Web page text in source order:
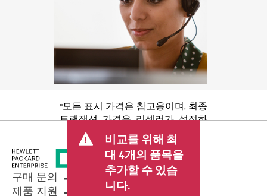
*모든 표시 가격은 참고용이며, 최종
트랜잭션 가격은 리셀러가 설정하
며 판매세/VAT 및 배송 등 기타 수수
료가 포함될 수 있습니다. 리셀러가
설정한 트랜잭션 가격은 다른 리셀
러가 설정한 가격 및 표시 가격과 다
를 수 있습니다. 표시 가격에는 기간
비교를 위해 최
대 4개의 품목을
추가할 수 있습
니다.
구매 문의
제품 지원